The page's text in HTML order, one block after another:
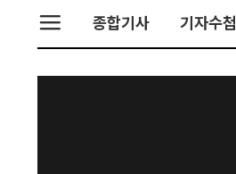
종합기사 기자수첩